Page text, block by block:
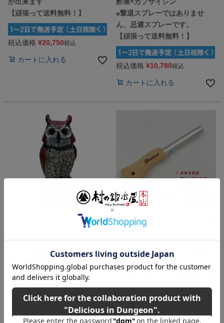
が出来ます
【頑張って送料無料！】
税込価格 ¥20,750税込
カートに入れる
酢液×カプサイシン
※撃退スプレーではありませ
ん、忌避スプレーです。
【頑張って送料無料！】
税込価格 ¥10,780税込
カートに入れる
害獣・害鳥忌避器（センサー付
き／USB充電対応）
鹿・猪・害鳥除けにフクロウの
【頑張って送料無料！】
れ
商品は付属しません。
ずセットでお買い求めくださ